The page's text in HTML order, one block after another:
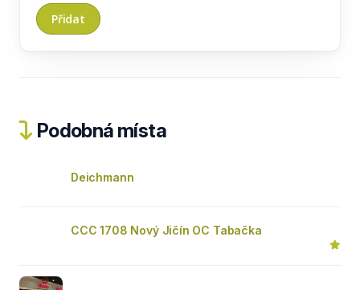
Podobná místa
Deichmann
CCC 1708 Nový Jičín OC Tabačka